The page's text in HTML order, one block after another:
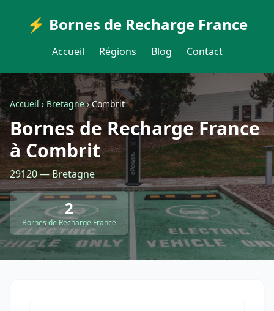
⚡ Bornes de Recharge France
Accueil Régions Blog Contact
Accueil›Bretagne›Combrit
Bornes de Recharge France
à Combrit
29120 — Bretagne
2
Bornes de Recharge France